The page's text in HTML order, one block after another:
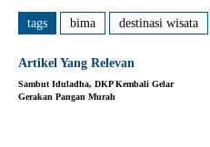
tags bima destinasi wisata
Artikel Yang Relevan
Sambut Iduladha, DKP Kembali Gelar
Gerakan Pangan Murah